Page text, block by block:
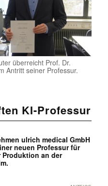
überreicht Prof. Dr.
Antritt seiner Professur.
KI-Professur
ulrich medical GmbH
neuen Professur für
an der